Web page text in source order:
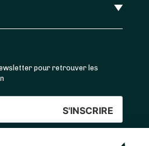
pour retrouver les